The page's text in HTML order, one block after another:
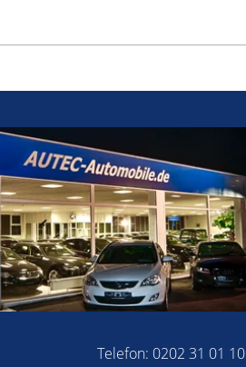
Telefon: 0202 31 01 10